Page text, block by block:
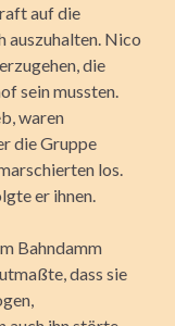
auf die
auszuhalten. Nico
die
sein mussten.
waren
die Gruppe
los.
er ihnen.
Bahndamm
dass sie